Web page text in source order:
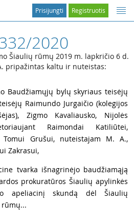
Registruotis
Prisijungti
2020
Šiaulių rūmų 2019 m. lapkričio 6 d.
pripažintas kaltu ir nuteistas:
Baudžiamųjų bylų skyriaus teisėjų
Raimundo Jurgaičio (kolegijos
Zigmo Kavaliausko, Nijolės
Raimondai Katiliūtei,
Grušui, nuteistajam M. A.,
Zakrasui,
tvarka išnagrinėjo baudžiamąją
prokuratūros Šiaulių apylinkės
apeliacinį skundą dėl Šiaulių